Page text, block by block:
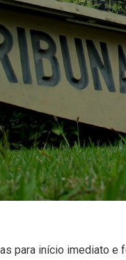
para início imediato e